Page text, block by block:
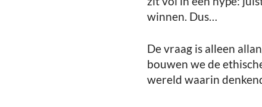
winnen. Dus…
De vraag is alleen
bouwen we de
wereld waarin